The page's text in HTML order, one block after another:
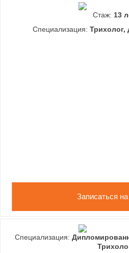
Стаж: 13
Специализация: Трихолог,
Записаться
Специализация: